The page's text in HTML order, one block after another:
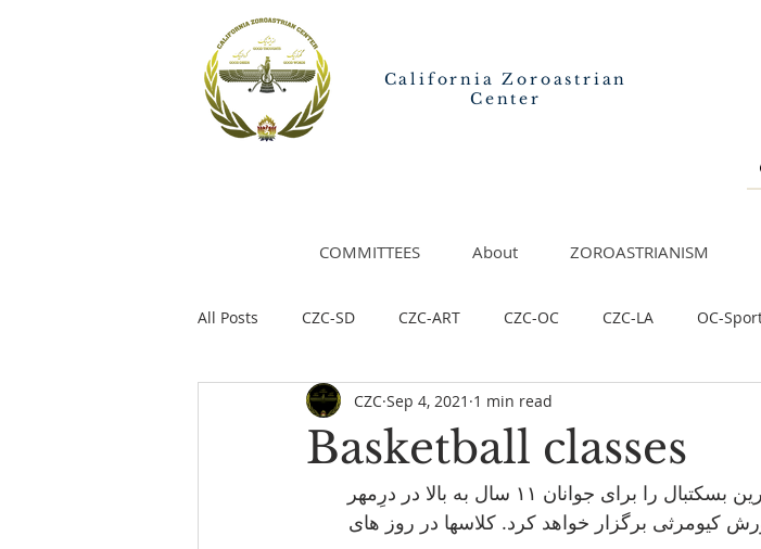
California Zoroastrian
Center
COMMITTEES About ZOROASTRIANISM
All Posts CZC-SD CZC-ART CZC-OC CZC-LA OC-
Basketball classes
CZC Sep 4, 2021 1 min read
مرکز زرتشتیان کالیفرنیا برنامه آموزش و تمرین بسکتبال را برای جوانان ۱۱ سال به بالا در درِمهر
کیومرثی برگزار خواهد کرد. کلاسها در روز های